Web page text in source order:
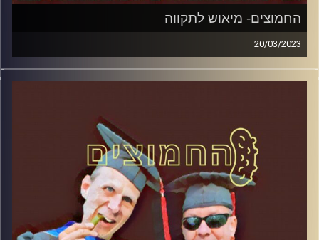
החמוצים- מיאוש לתקווה
20/03/2023
המערכת הפוליטית על ספת הפסיכולוג, עם פרופסור בועז בן-
דוד ופרופסור גלעד הירשברגר.